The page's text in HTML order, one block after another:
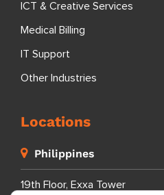
ICT & Creative Services
Medical Billing
IT Support
Other Industries
Locations
Philippines
19th Floor, Exxa Tower